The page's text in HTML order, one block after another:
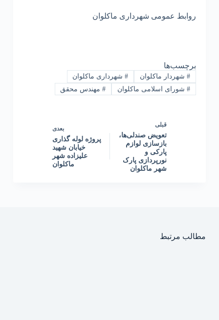
روابط عمومی شهرداری ماکلوان
برچسب‌ها
#شهردار ماکلوان #شهرداری ماکلوان
#شورای اسلامی ماکلوان #مهندس محقق
قبلی
تعویض صندلی‌ها،
بازسازی لوازم
پارکی و
نورپردازی پارک
شهر ماکلوان
بعدی
پروژه لوله گذاری
خیابان شهید
علیزاده شهر
ماکلوان
مطالب مرتبط